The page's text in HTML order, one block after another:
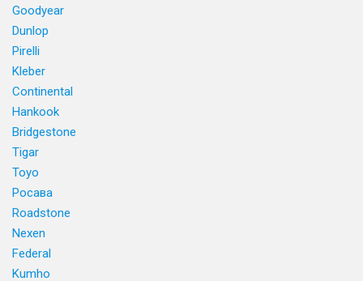
Goodyear
Dunlop
Pirelli
Kleber
Continental
Hankook
Bridgestone
Tigar
Toyo
Росава
Roadstone
Nexen
Federal
Kumho